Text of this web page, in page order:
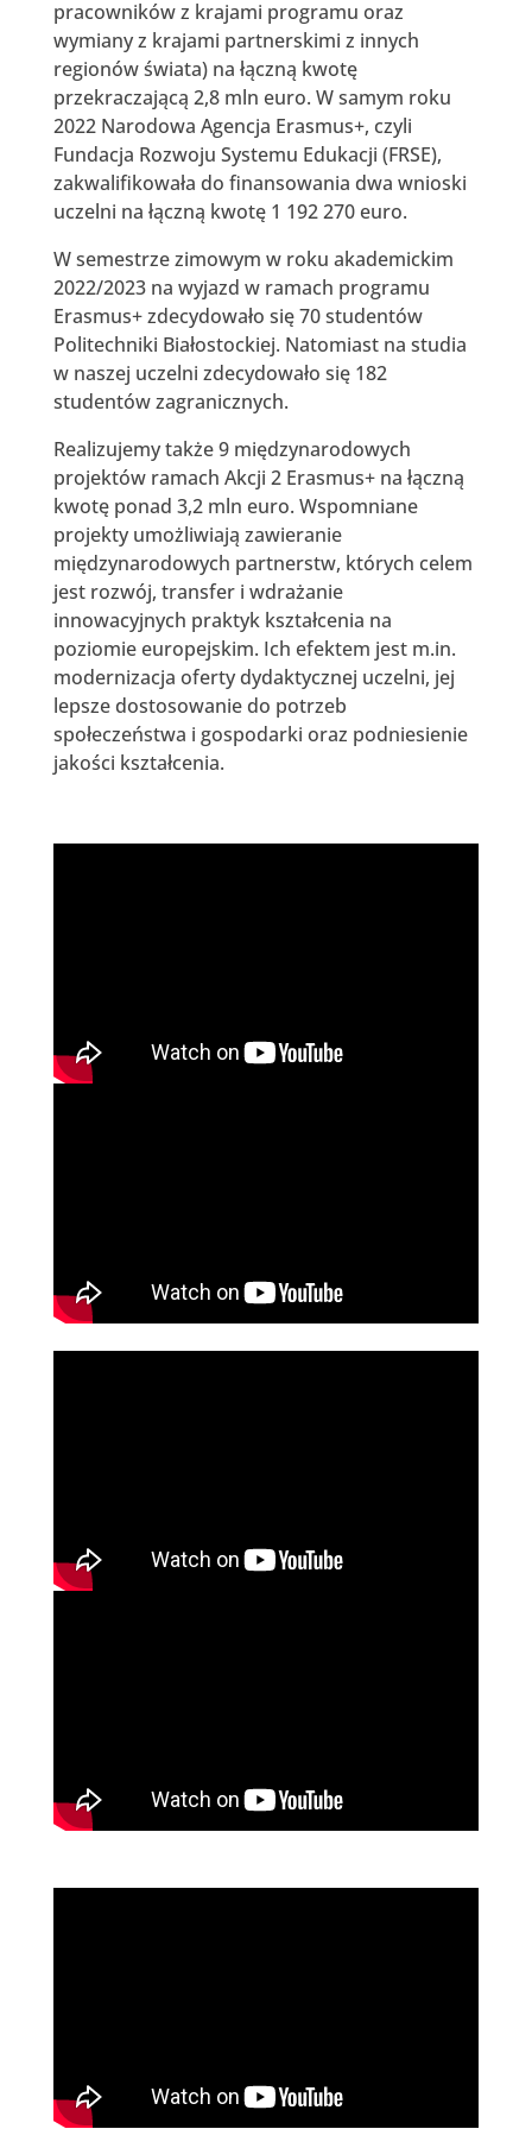
pracowników z krajami programu oraz
wymiany z krajami partnerskimi z innych
regionów świata) na łączną kwotę
przekraczającą 2,8 mln euro. W samym roku
2022 Narodowa Agencja Erasmus+, czyli
Fundacja Rozwoju Systemu Edukacji (FRSE),
zakwalifikowała do finansowania dwa wnioski
uczelni na łączną kwotę 1 192 270 euro.
W semestrze zimowym w roku akademickim
2022/2023 na wyjazd w ramach programu
Erasmus+ zdecydowało się 70 studentów
Politechniki Białostockiej. Natomiast na studia
w naszej uczelni zdecydowało się 182
studentów zagranicznych.
Realizujemy także 9 międzynarodowych
projektów ramach Akcji 2 Erasmus+ na łączną
kwotę ponad 3,2 mln euro. Wspomniane
projekty umożliwiają zawieranie
międzynarodowych partnerstw, których celem
jest rozwój, transfer i wdrażanie
innowacyjnych praktyk kształcenia na
poziomie europejskim. Ich efektem jest m.in.
modernizacja oferty dydaktycznej uczelni, jej
lepsze dostosowanie do potrzeb
społeczeństwa i gospodarki oraz podniesienie
jakości kształcenia.